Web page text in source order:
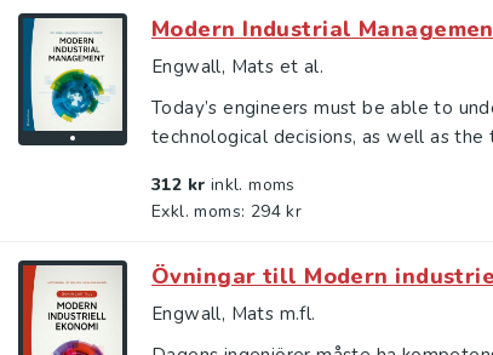
Modern Industrial
Engwall, Mats et al.
Today’s engineers must be able to
technological decisions, as well as the
312 kr inkl. moms
Exkl. moms: 294 kr
Övningar till Modern
Engwall, Mats m.fl.